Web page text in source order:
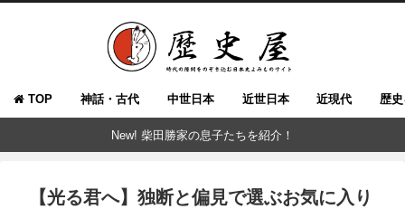
TOP 神話・古代 中世日本 近世日本 近現代 歴
New! 柴田勝家の息子たちを紹介！
【光る君へ】独断と偏見で選ぶお気に入り